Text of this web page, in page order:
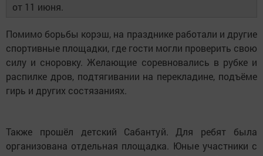
от 11 июня.
Помимо борьбы корэш, на празднике работали и другие
спортивные площадки, где гости могли проверить свою
силу и сноровку. Желающие соревновались в рубке и
распилке дров, подтягивании на перекладине, подъёме
гирь и других состязаниях.
Также прошёл детский Сабантуй. Для ребят была
организована отдельная площадка. Юные участники с